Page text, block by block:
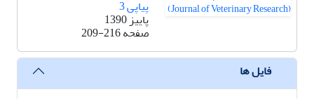
پیاپی 3
پاییز 1390
صفحه209-216
فایل ها